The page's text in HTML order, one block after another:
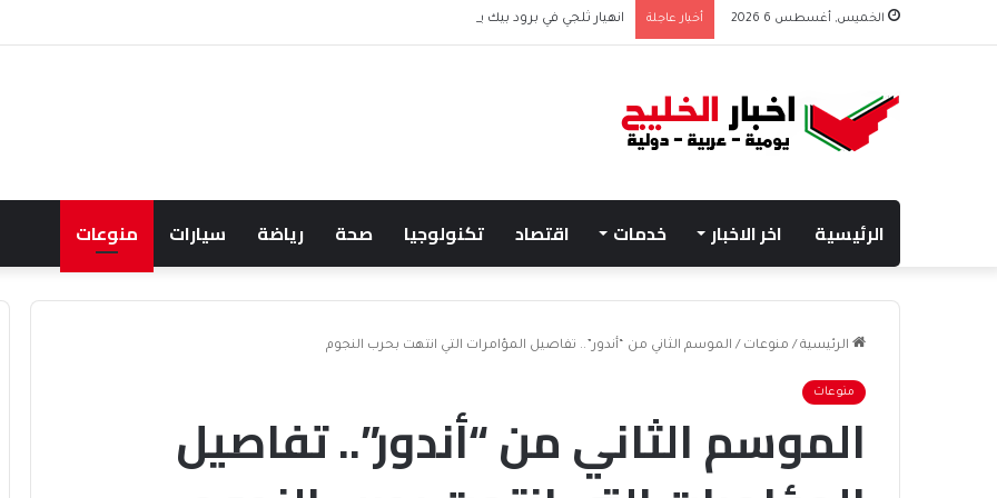
الخميس, أغسطس 6 2026 أخبار عاجلة انهيار ثلجي في برود بيك يودي بحياة نظيرة الحارثي وبورجا
الرئيسية اخر الاخبار خدمات اقتصاد تكنولوجيا صحة رياضة سيارات منوعات
الرئيسية / منوعات / الموسم الثاني من “أندور”.. تفاصيل المؤامرات التي انتهت بحرب النجوم
منوعات
الموسم الثاني من “أندور”.. تفاصيل